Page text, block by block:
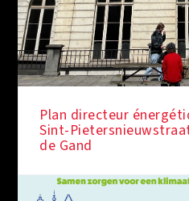
Plan directeur
Sint-
de Gand